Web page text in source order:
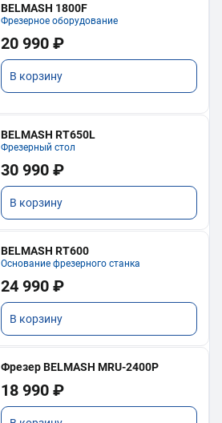
BELMASH 1800F
Фрезерное оборудование
20 990 ₽
В корзину
BELMASH RT650L
Фрезерный стол
30 990 ₽
В корзину
BELMASH RT600
Основание фрезерного станка
24 990 ₽
В корзину
Фрезер BELMASH MRU-2400P
18 990 ₽